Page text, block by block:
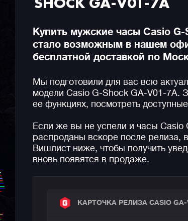
Купить мужские часы Casio
стало возможным в нашем
бесплатной доставкой по
Мы подготовили для вас всю
модели Casio G-Shock GA-V01-7A.
ее функциях, посмотреть
Если же вы не успели и часы Casio
распроданы вскоре после релиза,
Вишлист ниже, чтобы получить
вновь появятся в продаже.
КАРТОЧКА РЕЛИЗА CASIO GA-